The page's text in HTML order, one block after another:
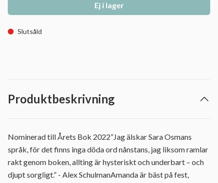
Ej i lager
Slutsåld
Produktbeskrivning
Nominerad till Årets Bok 2022”Jag älskar Sara Osmans
språk, för det finns inga döda ord nånstans, jag liksom ramlar
rakt genom boken, allting är hysteriskt och underbart – och
djupt sorgligt.” - Alex SchulmanAmanda är bäst på fest,